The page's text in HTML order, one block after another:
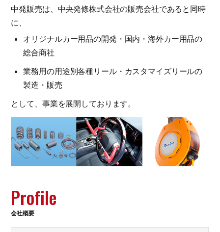
中発販売は、中央発條株式会社の販売会社であると同時
に、
オリジナルカー用品の開発・国内・海外カー用品の
総合商社
業務用の用途別各種リール・カスタマイズリールの
製造・販売
として、事業を展開しております。
Profile
会社概要